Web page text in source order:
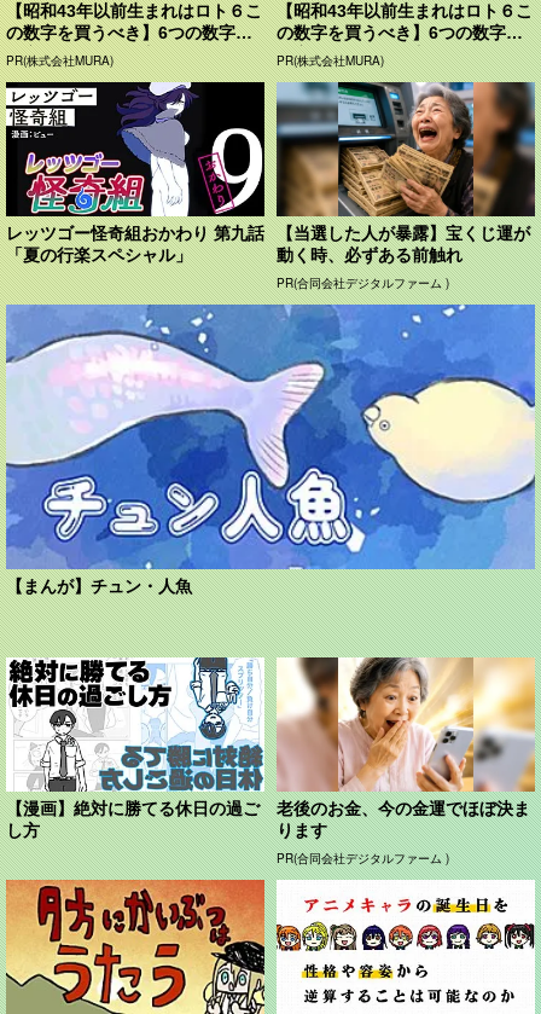
【昭和43年以前生まれはロト６こ
の数字を買うべき】6つの数字が
「完全一致」する方...
PR(株式会社MURA)
【昭和43年以前生まれはロト６こ
の数字を買うべき】6つの数字が
「完全一致」する方...
PR(株式会社MURA)
レッツゴー怪奇組おかわり 第九話
「夏の行楽スペシャル」
【当選した人が暴露】宝くじ運が
動く時、必ずある前触れ
PR(合同会社デジタルファーム )
【まんが】チュン・人魚
【漫画】絶対に勝てる休日の過ご
し方
老後のお金、今の金運でほぼ決ま
ります
PR(合同会社デジタルファーム )